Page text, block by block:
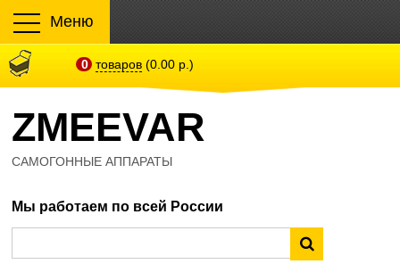
Меню
0 товаров (0.00 р.)
ZMEEVAR
САМОГОННЫЕ АППАРАТЫ
Мы работаем по всей России